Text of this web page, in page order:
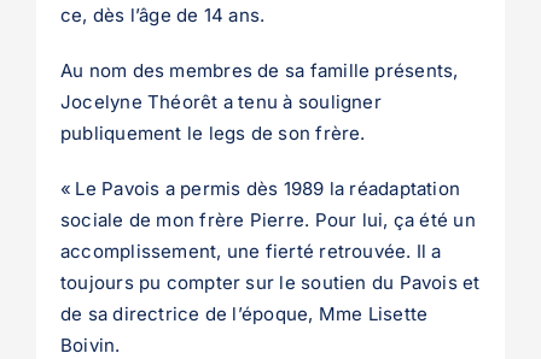
ce, dès l’âge de 14 ans.
Au nom des membres de sa famille présents,
Jocelyne Théorêt a tenu à souligner
publiquement le legs de son frère.
« Le Pavois a permis dès 1989 la réadaptation
sociale de mon frère Pierre. Pour lui, ça été un
accomplissement, une fierté retrouvée. Il a
toujours pu compter sur le soutien du Pavois et
de sa directrice de l’époque, Mme Lisette
Boivin.